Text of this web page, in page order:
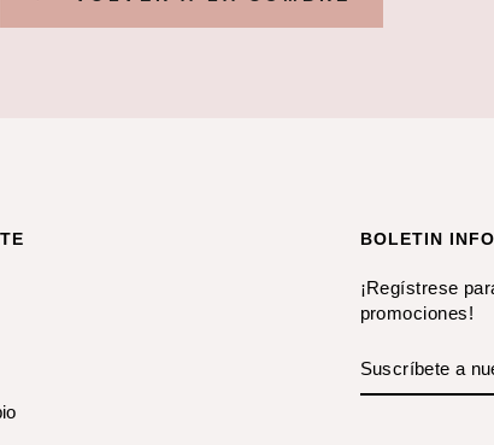
BOLETIN
¡Regístrese
promociones!
A
NUESTRA